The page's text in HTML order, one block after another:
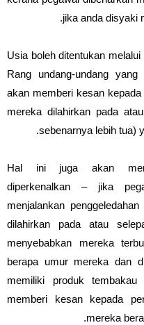
jika anda disyaki
Usia boleh ditentukan
Rang undang-undang
akan memberi kesan
mereka dilahirkan pada
sebenarnya lebih tua)
Hal ini juga akan
diperkenalkan – jika
menjalankan
dilahirkan pada atau
menyebabkan mereka
berapa umur mereka dan
memiliki produk
memberi kesan kepada
mereka